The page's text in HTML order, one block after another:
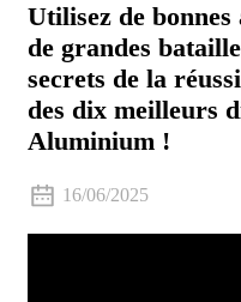
Utilisez de
de grandes
secrets de la
des dix meilleurs
Aluminium !
16/06/2025